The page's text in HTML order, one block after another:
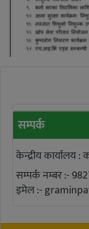
सम्पर्क
केन्द्रीय कार्यालय :
सम्पर्क नम्बर :-
इमेल :-